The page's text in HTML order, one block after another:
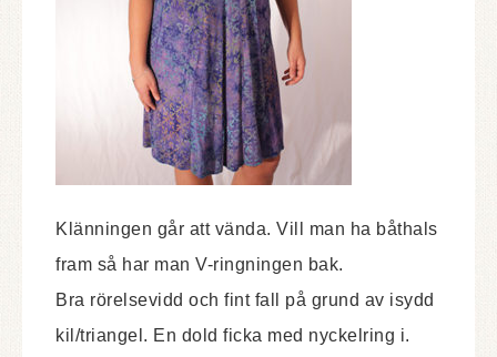
Klänningen går att vända. Vill man ha båthals
fram så har man V-ringningen bak.
Bra rörelsevidd och fint fall på grund av isydd
kil/triangel. En dold ficka med nyckelring i.